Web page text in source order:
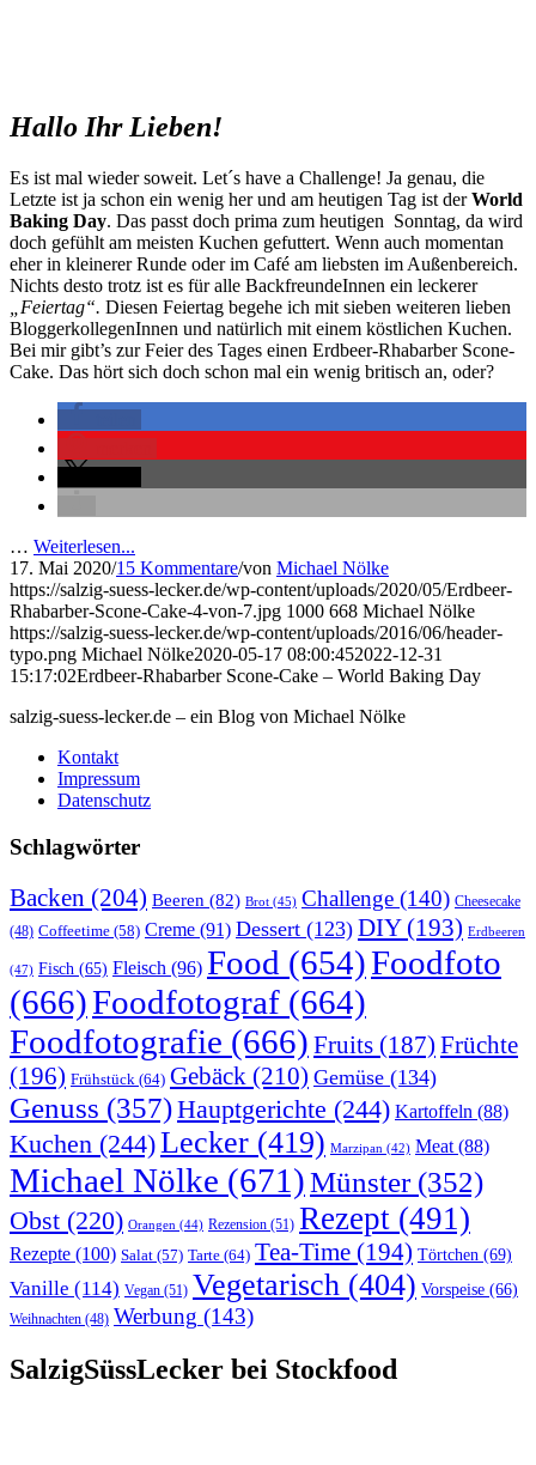
Hallo Ihr Lieben!
Es ist mal wieder soweit. Let´s have a Challenge! Ja genau, die
Letzte ist ja schon ein wenig her und am heutigen Tag ist derWorld
Baking Day. Das passt doch prima zum heutigen Sonntag, da wird
doch gefühlt am meisten Kuchen gefuttert. Wenn auch momentan
eher in kleinerer Runde oder im Café am liebsten im Außenbereich.
Nichts desto trotz ist es für alle BackfreundeInnen ein leckerer
„Feiertag“. Diesen Feiertag begehe ich mit sieben weiteren lieben
BloggerkollegenInnen und natürlich mit einem köstlichen Kuchen.
Bei mir gibt’s zur Feier des Tages einen Erdbeer-Rhabarber Scone-
Cake. Das hört sich doch schon mal ein wenig britisch an, oder?
… Weiterlesen...
17. Mai 2020/15 Kommentare/von Michael Nölke
https://salzig-suess-lecker.de/wp-content/uploads/2020/05/Erdbeer-
Rhabarber-Scone-Cake-4-von-7.jpg 1000 668 Michael Nölke
https://salzig-suess-lecker.de/wp-content/uploads/2016/06/header-
typo.png Michael Nölke2020-05-17 08:00:452022-12-31
15:17:02Erdbeer-Rhabarber Scone-Cake – World Baking Day
salzig-suess-lecker.de – ein Blog von Michael Nölke
Kontakt
Impressum
Datenschutz
Schlagwörter
Backen (204) Beeren (82) Brot (45) Challenge (140) Cheesecake
(48) Coffeetime (58) Creme (91) Dessert (123) DIY(193) Erdbeeren
(47) Fisch (65) Fleisch (96) Food (654)Foodfoto
(666)Foodfotograf (664)
Foodfotografie (666) Fruits (187) Früchte
(196) Frühstück (64) Gebäck (210) Gemüse (134)
Genuss (357)Hauptgerichte (244) Kartoffeln (88)
Kuchen (244)Lecker (419) Marzipan (42) Meat (88)
Michael Nölke (671)Münster(352)
Obst (220) Orangen (44) Rezension (51) Rezept (491)
Rezepte (100) Salat (57) Tarte (64) Tea-Time (194) Törtchen (69)
Vanille (114) Vegan (51) Vegetarisch (404) Vorspeise (66)
Weihnachten (48) Werbung (143)
SalzigSüssLecker bei Stockfood